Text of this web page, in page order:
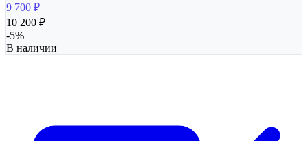
9 700 ₽
10 200 ₽
-5%
В наличии